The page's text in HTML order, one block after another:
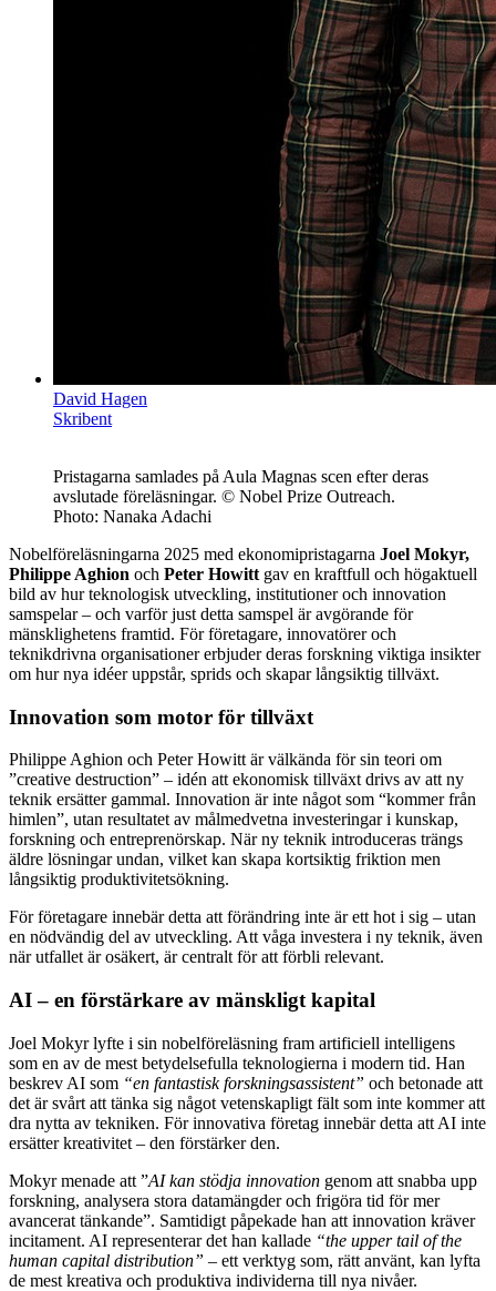
David Hagen
Skribent
Pristagarna samlades på Aula Magnas scen efter deras
avslutade föreläsningar. © Nobel Prize Outreach.
Photo: Nanaka Adachi
Nobelföreläsningarna 2025 med ekonomipristagarna Joel Mokyr,
Philippe Aghion och Peter Howitt gav en kraftfull och högaktuell
bild av hur teknologisk utveckling, institutioner och innovation
samspelar – och varför just detta samspel är avgörande för
mänsklighetens framtid. För företagare, innovatörer och
teknikdrivna organisationer erbjuder deras forskning viktiga insikter
om hur nya idéer uppstår, sprids och skapar långsiktig tillväxt.
Innovation som motor för tillväxt
Philippe Aghion och Peter Howitt är välkända för sin teori om
”creative destruction” – idén att ekonomisk tillväxt drivs av att ny
teknik ersätter gammal. Innovation är inte något som “kommer från
himlen”, utan resultatet av målmedvetna investeringar i kunskap,
forskning och entreprenörskap. När ny teknik introduceras trängs
äldre lösningar undan, vilket kan skapa kortsiktig friktion men
långsiktig produktivitetsökning.
För företagare innebär detta att förändring inte är ett hot i sig – utan
en nödvändig del av utveckling. Att våga investera i ny teknik, även
när utfallet är osäkert, är centralt för att förbli relevant.
AI – en förstärkare av mänskligt kapital
Joel Mokyr lyfte i sin nobelföreläsning fram artificiell intelligens
som en av de mest betydelsefulla teknologierna i modern tid. Han
beskrev AI som “en fantastisk forskningsassistent” och betonade att
det är svårt att tänka sig något vetenskapligt fält som inte kommer att
dra nytta av tekniken. För innovativa företag innebär detta att AI inte
ersätter kreativitet – den förstärker den.
Mokyr menade att ”AI kan stödja innovation genom att snabba upp
forskning, analysera stora datamängder och frigöra tid för mer
avancerat tänkande”. Samtidigt påpekade han att innovation kräver
incitament. AI representerar det han kallade “the upper tail of the
human capital distribution” – ett verktyg som, rätt använt, kan lyfta
de mest kreativa och produktiva individerna till nya nivåer.